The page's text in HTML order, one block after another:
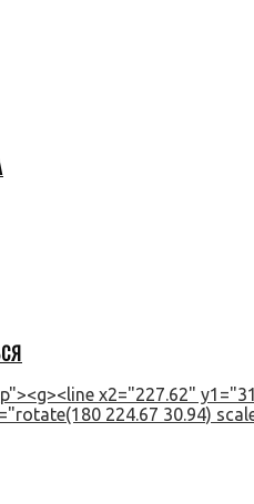
x2="227.62"
224.67 30.94)